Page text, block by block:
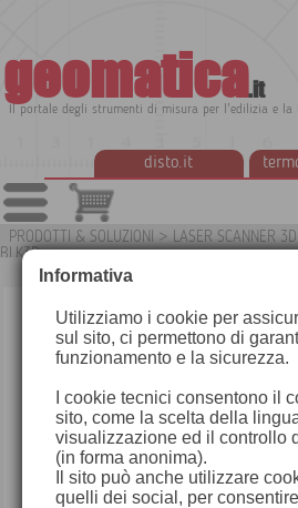
geomatica.it
Il portale degli strumenti di misura per l'edilizia e la
disto.it
PRODOTTI & SOLUZIONI > LASER SCANNER 3D
BLK3D
Informativa
Utilizziamo i cookie per
sul sito, ci permettono di
funzionamento e la sicurezza.
I cookie tecnici consentono il
sito, come la scelta della
visualizzazione ed il controllo
(in forma anonima).
Il sito può anche utilizzare
quelli dei social, per